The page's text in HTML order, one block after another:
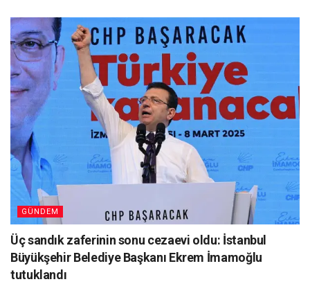
GÜNDEM
Üç sandık zaferinin sonu cezaevi oldu: İstanbul
Büyükşehir Belediye Başkanı Ekrem İmamoğlu
tutuklandı